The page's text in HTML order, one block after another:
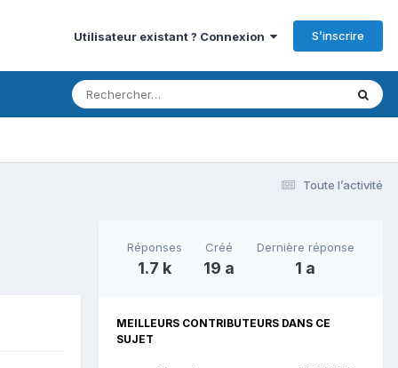
Utilisateur existant ? Connexion S’inscrire
Toute l’activité
Réponses
1.7 k
Créé
19 a
Dernière réponse
1 a
MEILLEURS CONTRIBUTEURS DANS CE
SUJET